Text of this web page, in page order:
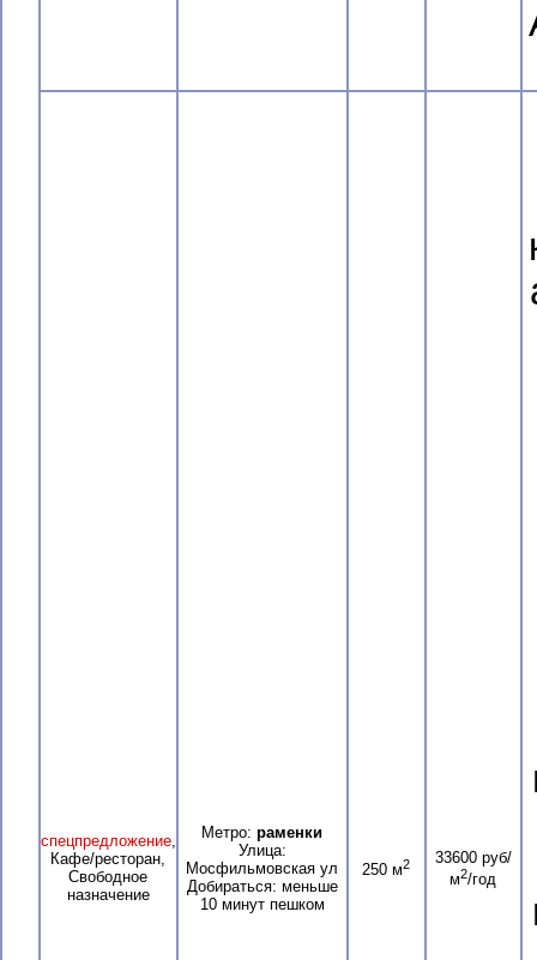
спецпредложение,
Кафе/ресторан,
Свободное
назначение
Метро: раменки
Улица:
Мосфильмовская ул
Добираться: меньше
10 минут пешком
250 м2
33600 руб/
м2/год